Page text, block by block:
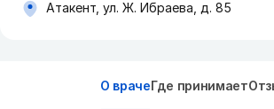
Атакент, ул. Ж. Ибраева, д. 85
О врачеГде принимает